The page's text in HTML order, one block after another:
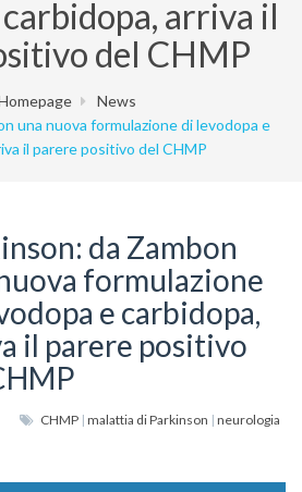
arriva il
del CHMP
News
una nuova formulazione di levodopa e
il parere positivo del CHMP
da Zambon
formulazione
e carbidopa,
il parere positivo
CHMP | malattia di Parkinson | neurologia